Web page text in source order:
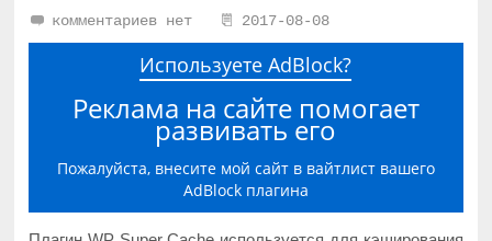
комментариев нет 2017-08-08
Используете AdBlock?
Реклама на сайте помогает
развивать его
Пожалуйста, внесите мой сайт в вайтлист вашего
AdBlock плагина